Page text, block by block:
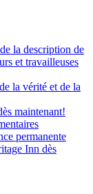
la description de
et travailleuses
la vérité et de la
maintenant!
permanente
Inn dès